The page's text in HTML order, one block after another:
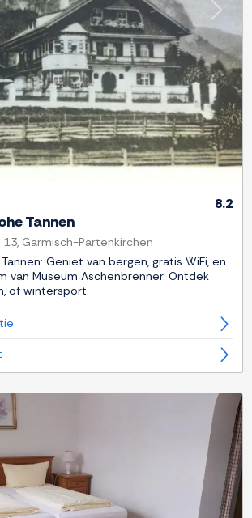
Next
8.2
Tannen
Garmisch-Partenkirchen
Geniet van bergen, gratis WiFi, en
van Museum Aschenbrenner. Ontdek
of wintersport.